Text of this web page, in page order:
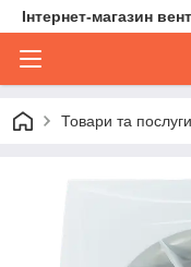
Інтернет-магазин
Товари та послуги